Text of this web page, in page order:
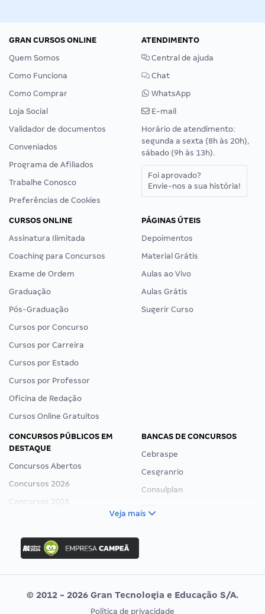
GRAN CURSOS ONLINE
Quem Somos
Como Funciona
Como Comprar
Loja Social
Validador de documentos
Conveniados
Programa de Afiliados
Trabalhe Conosco
Preferências de Cookies
ATENDIMENTO
Central de ajuda
Chat
WhatsApp
E-mail
Horário de atendimento:
segunda a sexta (8h às 20h),
sábado (9h às 13h).
Foi aprovado?
Envie-nos a sua história!
CURSOS ONLINE
Assinatura Ilimitada
Coaching para Concursos
Exame de Ordem
Graduação
Pós-Graduação
Cursos por Concurso
Cursos por Carreira
Cursos por Estado
Cursos por Professor
Oficina de Redação
Cursos Online Gratuitos
PÁGINAS ÚTEIS
Depoimentos
Material Grátis
Aulas ao Vivo
Aulas Grátis
Sugerir Curso
CONCURSOS PÚBLICOS EM
DESTAQUE
Concursos Abertos
Concursos 2026
Concursos 2025
Concurso Ibama
Concurso MPU
Editais publicados
BANCAS DE CONCURSOS
Cebraspe
Cesgranrio
Consulplan
Vunesp
Veja mais
© 2012 - 2026 Gran Tecnologia e Educação S/A.
Política de privacidade